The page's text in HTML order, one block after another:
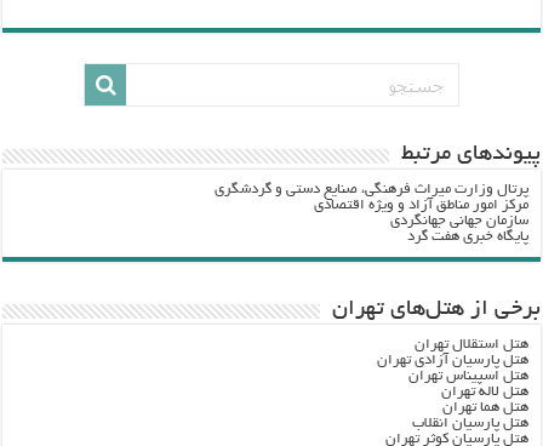
پيوندهاي مرتبط
پرتال وزارت ميراث فرهنگي، صنایع دستی و گردشگري
مرکز امور مناطق آزاد و ویژه اقتصادی
سازمان جهانی جهانگردی
پایگاه خبری هفت گرد
برخی از هتل‌های تهران
هتل استقلال تهران
هتل پارسیان آزادی تهران
هتل اسپیناس تهران
هتل لاله تهران
هتل هما تهران
هتل پارسیان انقلاب
هتل پارسیان کوثر تهران